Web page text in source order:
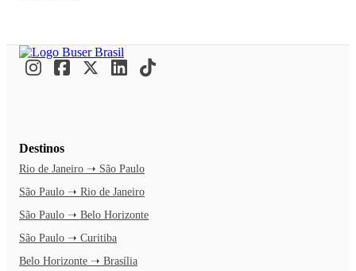
Destinos
Rio de Janeiro ➝ São Paulo
São Paulo ➝ Rio de Janeiro
São Paulo ➝ Belo Horizonte
São Paulo ➝ Curitiba
Belo Horizonte ➝ Brasília